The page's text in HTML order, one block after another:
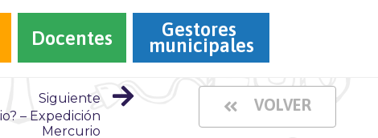
Docentes Gestores
municipales
Siguiente
– Expedición
Mercurio
VOLVER